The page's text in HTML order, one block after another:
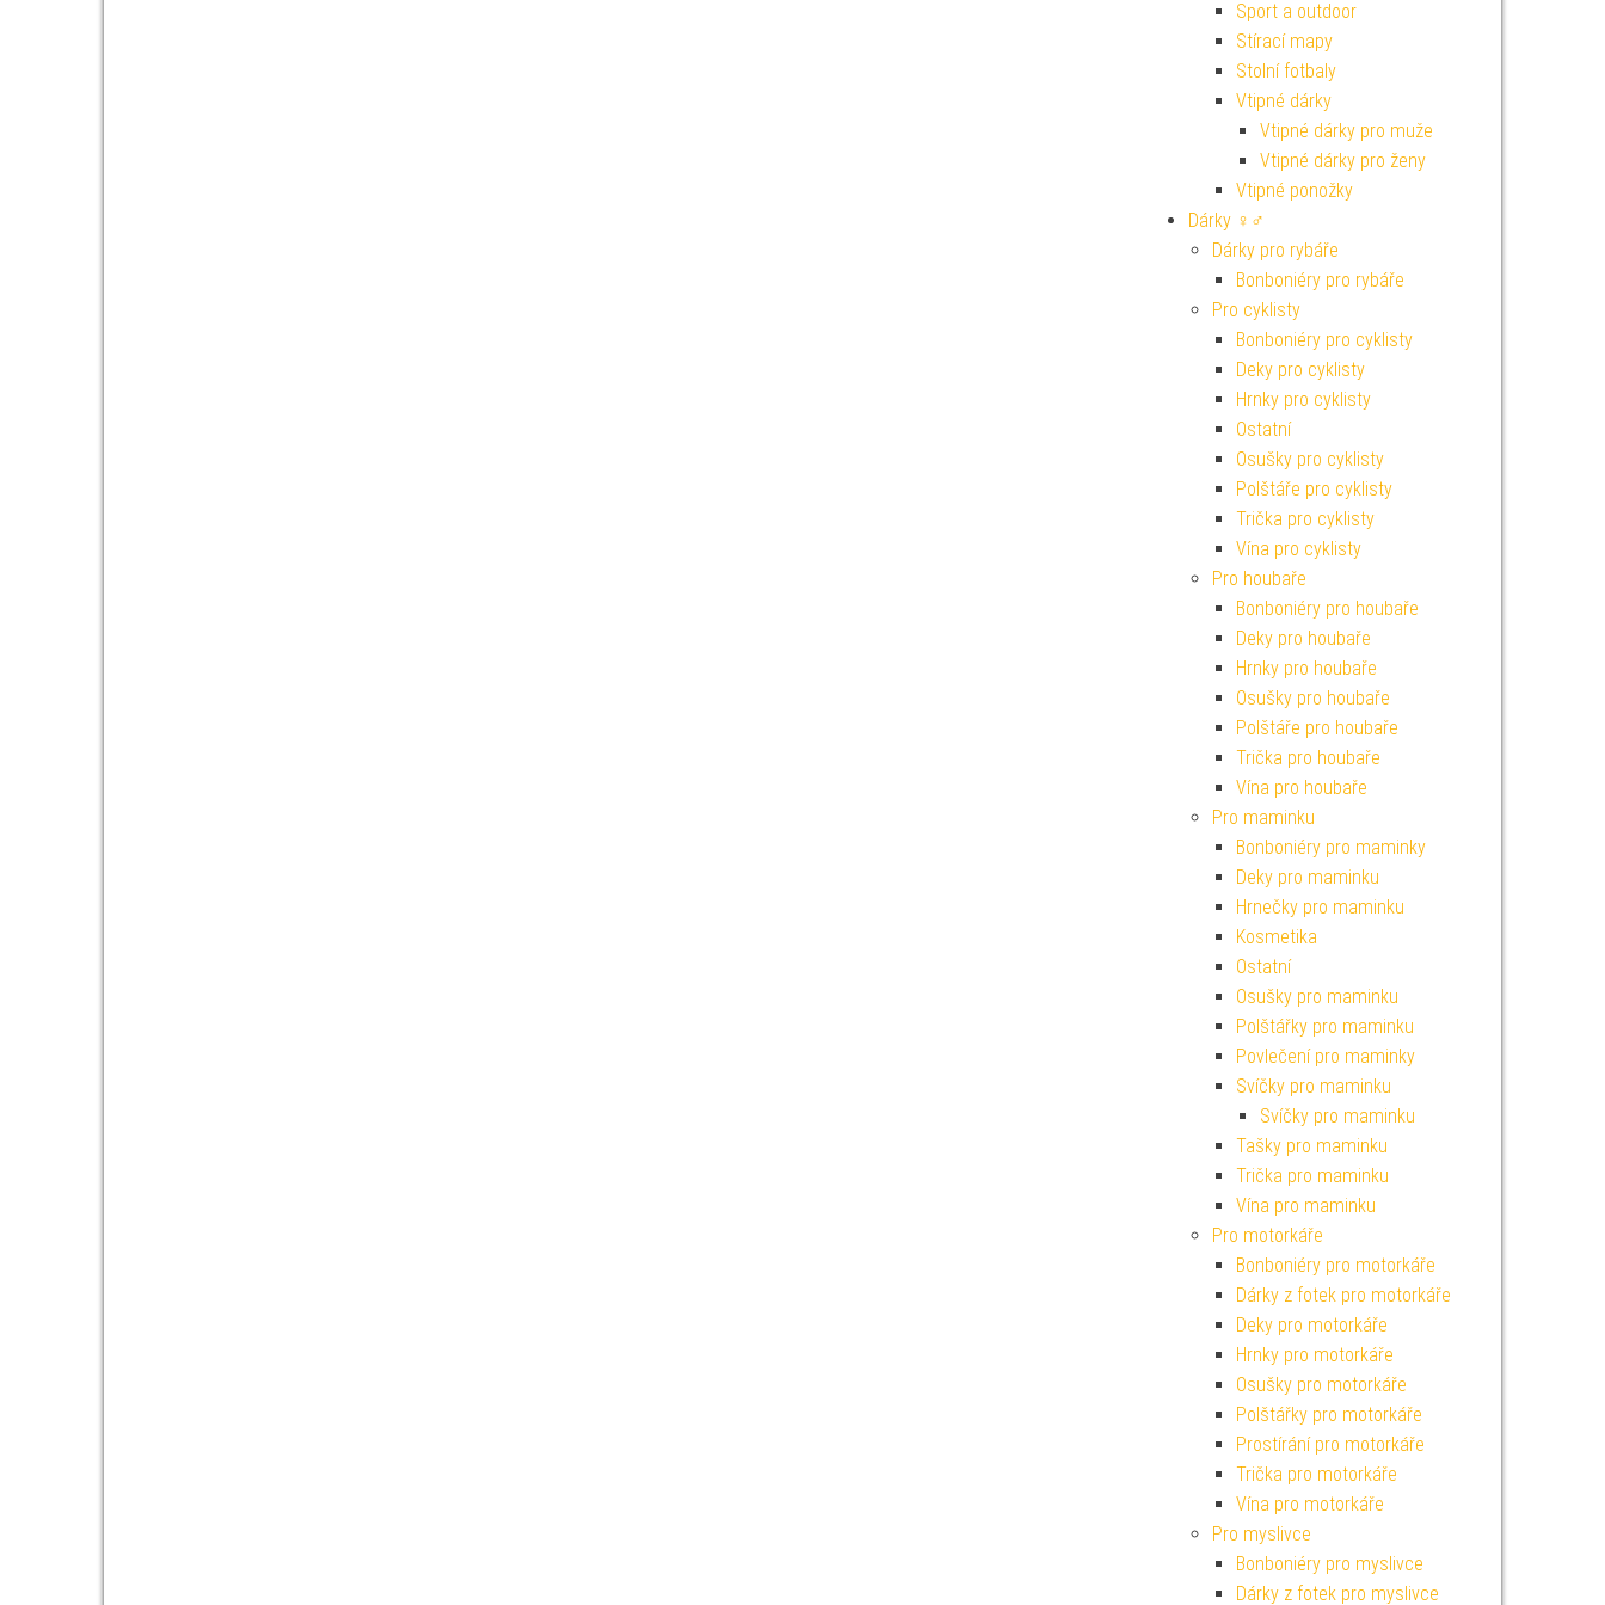
Sport a outdoor
Stírací mapy
Stolní fotbaly
Vtipné dárky
Vtipné dárky pro muže
Vtipné dárky pro ženy
Vtipné ponožky
Dárky ♀♂
Dárky pro rybáře
Bonboniéry pro rybáře
Pro cyklisty
Bonboniéry pro cyklisty
Deky pro cyklisty
Hrnky pro cyklisty
Ostatní
Osušky pro cyklisty
Polštáře pro cyklisty
Trička pro cyklisty
Vína pro cyklisty
Pro houbaře
Bonboniéry pro houbaře
Deky pro houbaře
Hrnky pro houbaře
Osušky pro houbaře
Polštáře pro houbaře
Trička pro houbaře
Vína pro houbaře
Pro maminku
Bonboniéry pro maminky
Deky pro maminku
Hrnečky pro maminku
Kosmetika
Ostatní
Osušky pro maminku
Polštářky pro maminku
Povlečení pro maminky
Svíčky pro maminku
Svíčky pro maminku
Tašky pro maminku
Trička pro maminku
Vína pro maminku
Pro motorkáře
Bonboniéry pro motorkáře
Dárky z fotek pro motorkáře
Deky pro motorkáře
Hrnky pro motorkáře
Osušky pro motorkáře
Polštářky pro motorkáře
Prostírání pro motorkáře
Trička pro motorkáře
Vína pro motorkáře
Pro myslivce
Bonboniéry pro myslivce
Dárky z fotek pro myslivce